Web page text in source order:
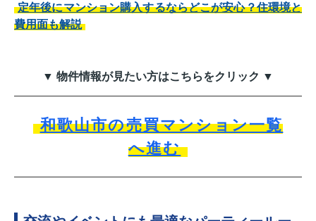
定年後にマンション購入するならどこが安心？住環境と
費用面も解説
▼ 物件情報が見たい方はこちらをクリック ▼
和歌山市の売買マンション一覧
へ進む